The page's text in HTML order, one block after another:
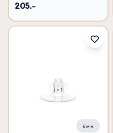
205.-
Elvie